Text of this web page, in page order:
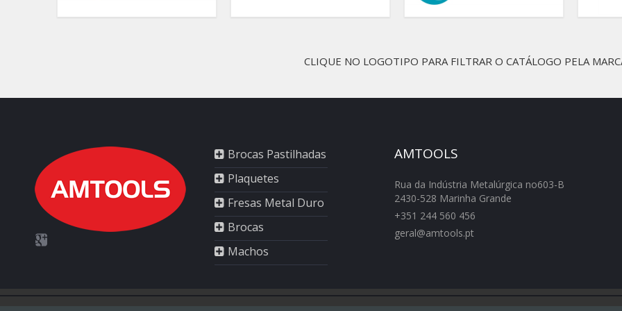
CLIQUE NO LOGOTIPO PARA FILTRAR O CATÁLOGO PELA
Brocas Pastilhadas
Plaquetes
Fresas Metal Duro
Brocas
Machos
AMTOOLS
Rua da Indústria Metalúrgica no603-B
2430-528 Marinha Grande
+351 244 560 456
geral@amtools.pt